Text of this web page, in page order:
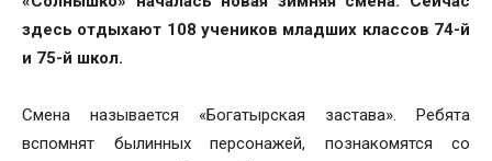
здесь отдыхают 108 учеников младших классов 74-й
и 75-й школ.
Смена называется «Богатырская застава». Ребята
вспомнят былинных персонажей, познакомятся со